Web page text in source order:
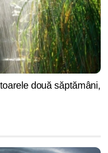
două săptămâni,